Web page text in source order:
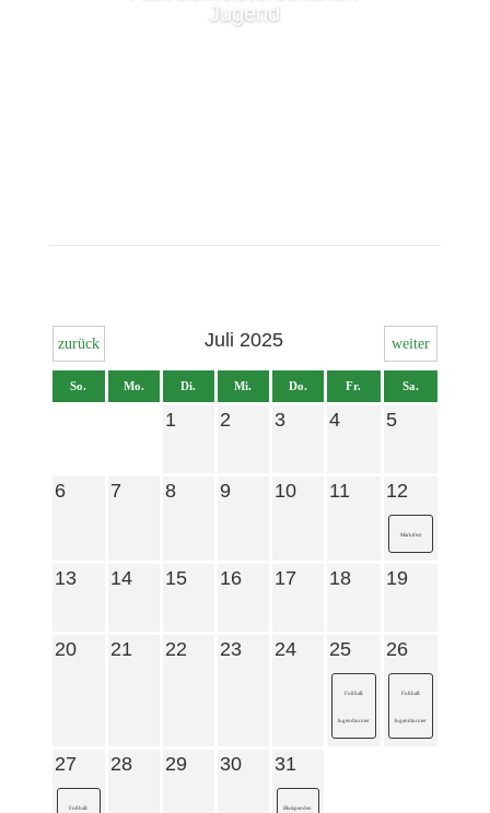
Jugend
zurück Juli 2025 weiter
So. Mo. Di. Mi. Do. Fr. Sa.
1 2 3 4 5
6 7 8 9 10 11 12
Marktfest
13 14 15 16 17 18 19
20 21 22 23 24 25
Fußball:
Jugendturnier
26
Fußball:
Jugendturnier
27
Fußball:
28 29 30 31
Blutspenden